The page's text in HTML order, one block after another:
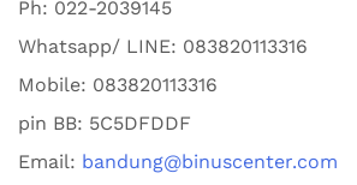
Ph: 022-2039145
Whatsapp/ LINE: 083820113316
Mobile: 083820113316
pin BB: 5C5DFDDF
Email: bandung@binuscenter.com